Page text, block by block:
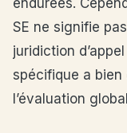
endurées.
SE ne signifie
juridiction
spécifique a
l’évaluation